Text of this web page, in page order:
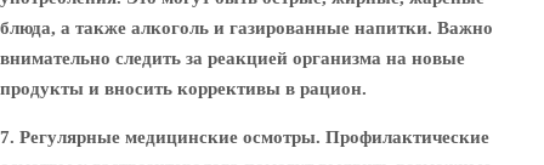
блюда, а также алкоголь и газированные напитки. Важно
внимательно следить за реакцией организма на новые
продукты и вносить коррективы в рацион.
7. Регулярные медицинские осмотры. Профилактические